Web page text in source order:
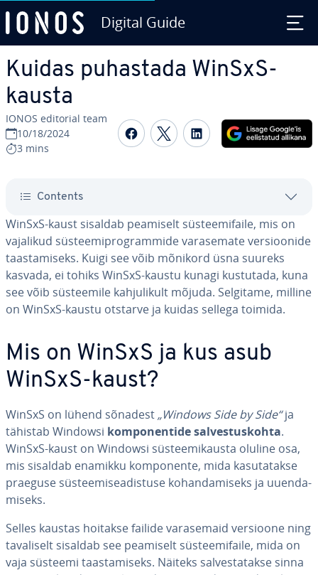
Digital Guide
Kuidas puhastada WinSxS-
kausta
IONOS editorial team
10/18/2024
3 mins
Share on Facebook
Share on Twitter
Share on
Contents
WinSxS-kaust sisaldab peamiselt süs­tee­mi­faile, mis on
vajalikud süs­tee­mi­prog­rammide vara­se­mate ver­sioo­nide
taas­ta­miseks. Kuigi see võib mõnikord üsna suureks
kasvada, ei tohiks WinSxS-kaustu kunagi kustutada, kuna
see võib süs­tee­mile kah­ju­li­kult mõjuda. Selgitame, milline
on WinSxS-kaustu otstarve ja kuidas sellega toimida.
Mis on WinSxS ja kus asub
WinSxS-kaust?
WinSxS on lühend sõnadest „Windows Side by Side“ja
tähistab Windowsi kom­po­nen­tide sal­ves­tus­kohta.
WinSxS-kaust on Windowsi süs­tee­mi­kausta oluline osa,
mis sisaldab enamikku kom­po­nente, mida ka­su­ta­takse
praeguse süs­tee­mi­sea­dis­tuse ko­han­da­miseks ja uuen­da­
miseks.
Selles kaustas hoitakse failide vara­semaid versioone ning
ta­va­li­selt sisaldab see peamiselt süs­tee­mi­faile, mida on
vaja süsteemi taas­ta­miseks. Näiteks sal­ves­ta­takse sinna